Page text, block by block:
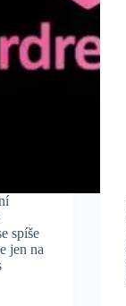
spíše
jen na